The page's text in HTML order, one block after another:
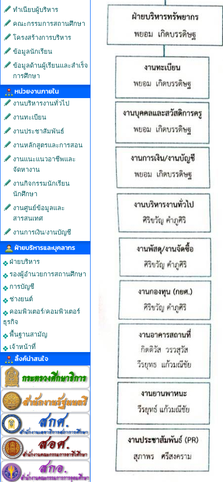
ทำเนียบผู้บริหาร
คณะกรรมการสถานศึกษา
โครงสร้างการบริหาร
ข้อมูลนักเรียน
ข้อมูลด้านผู้เรียนและสำเร็จ
การศึกษา
หน่วยงานภายใน
งานบริหารงานทั่วไป
งานทะเบียน
งานประชาสัมพันธ์
งานหลักสูตรและการสอน
งานแนะแนวอาชีพและ
จัดหางาน
งานกิจกรรมนักเรียน
นักศึกษา
งานศูนย์ข้อมูลและ
สารสนเทศ
งานการเงิน/งานบัญชี
ฝ่ายบริหารและบุคลากร
ฝ่ายบริหาร
รองผู้อำนวยการสถานศึกษา
การบัญชี
ช่างยนต์
คอมพิวเตอร์/คอมพิวเตอร์
ธุรกิจ
พื้นฐานสามัญ
เจ้าหน้าที่
ลิ้งค์น่าสนใจ